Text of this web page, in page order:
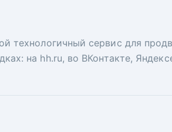
технологичный сервис для
на hh.ru, во ВКонтакте,
странице hh.ru.
кандидатов и когда вам
проектные менеджеры hh.ru с